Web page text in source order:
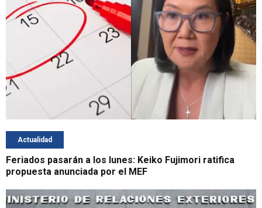
Actualidad
Feriados pasarán a los lunes: Keiko Fujimori ratifica
propuesta anunciada por el MEF